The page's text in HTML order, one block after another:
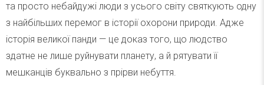
та просто небайдужі люди з усього світу святкують одну
з найбільших перемог в історії охорони природи. Адже
історія великої панди — це доказ того, що людство
здатне не лише руйнувати планету, а й рятувати її
мешканців буквально з прірви небуття.